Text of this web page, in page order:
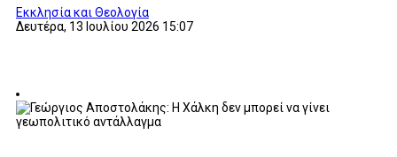
Εκκλησία και Θεολογία
Δευτέρα, 13 Ιουλίου 2026 15:07